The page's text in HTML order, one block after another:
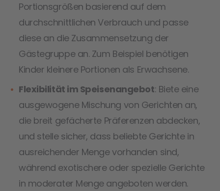
Portionsgrößen basierend auf dem
durchschnittlichen Verbrauch und passe
diese an die Zusammensetzung der
Gästegruppe an. Zum Beispiel benötigen
Kinder kleinere Portionen als Erwachsene.
Flexibilität im Speisenangebot: Biete eine
ausgewogene Mischung von Gerichten an,
die breit gefächerte Präferenzen abdecken,
und stelle sicher, dass beliebte Gerichte in
ausreichender Menge vorhanden sind,
während exotischere oder spezielle Gerichte
in moderater Menge angeboten werden.